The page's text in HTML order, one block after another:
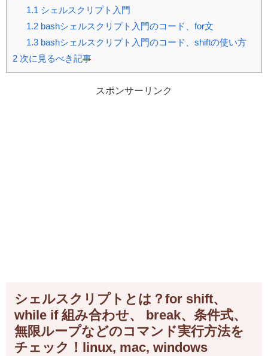
1.1 シェルスクリプト入門
1.2bashシェルスクリプト入門のコード、for文
1.3bashシェルスクリプト入門のコード、shiftの使い方
2 次に見るべき記事
スポンサーリンク
シェルスクリプトとは？for shift、
while if 組み合わせ、 break、条件式、
無限ループなどのコマンド実行方法を
チェック！linux, mac, windows